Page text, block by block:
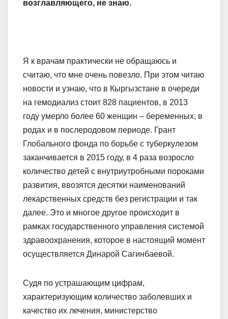
возглавляющего, не знаю.
Я к врачам практически не обращаюсь и
считаю, что мне очень повезло. При этом читаю
новости и узнаю, что в Кыргызстане в очереди
на гемодиализ стоит 828 пациентов, в 2013
году умерло более 60 женщин – беременных, в
родах и в послеродовом периоде. Грант
Глобального фонда по борьбе с туберкулезом
заканчивается в 2015 году, в 4 раза возросло
количество детей с внутриутробными пороками
развития, ввозятся десятки наименований
лекарственных средств без регистрации и так
далее. Это и многое другое происходит в
рамках государственного управления системой
здравоохранения, которое в настоящий момент
осуществляется Динарой Сагинбаевой.
Судя по устрашающим цифрам,
характеризующим количество заболевших и
качество их лечения, министерство